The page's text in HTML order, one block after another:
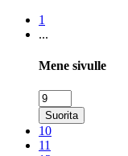
1
...
Mene sivulle
Suorita
10
11